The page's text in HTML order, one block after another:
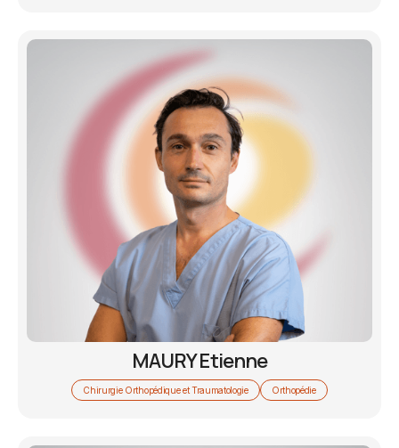
MAURY Etienne
Chirurgie Orthopédique et Traumatologie Orthopédie